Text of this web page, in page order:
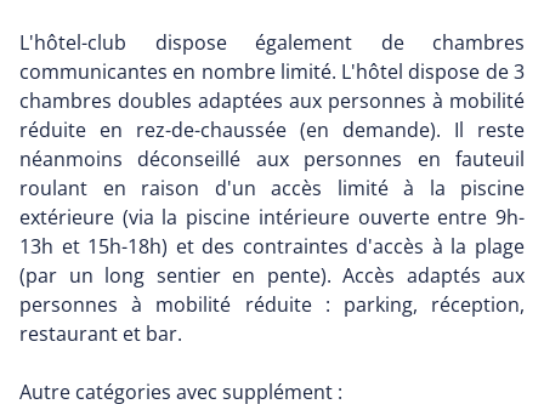
L'hôtel-club dispose également de chambres
communicantes en nombre limité. L'hôtel dispose de 3
chambres doubles adaptées aux personnes à mobilité
réduite en rez-de-chaussée (en demande). Il reste
néanmoins déconseillé aux personnes en fauteuil
roulant en raison d'un accès limité à la piscine
extérieure (via la piscine intérieure ouverte entre 9h-
13h et 15h-18h) et des contraintes d'accès à la plage
(par un long sentier en pente). Accès adaptés aux
personnes à mobilité réduite : parking, réception,
restaurant et bar.
Autre catégories avec supplément :